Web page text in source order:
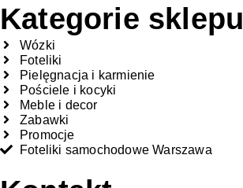
Kategorie sklepu
Wózki
Foteliki
Pielęgnacja i karmienie
Pościele i kocyki
Meble i decor
Zabawki
Promocje
Foteliki samochodowe Warszawa